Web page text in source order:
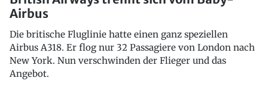
Airbus
Die britische Fluglinie hatte einen ganz speziellen
Airbus A318. Er flog nur 32 Passagiere von London nach
New York. Nun verschwinden der Flieger und das
Angebot.